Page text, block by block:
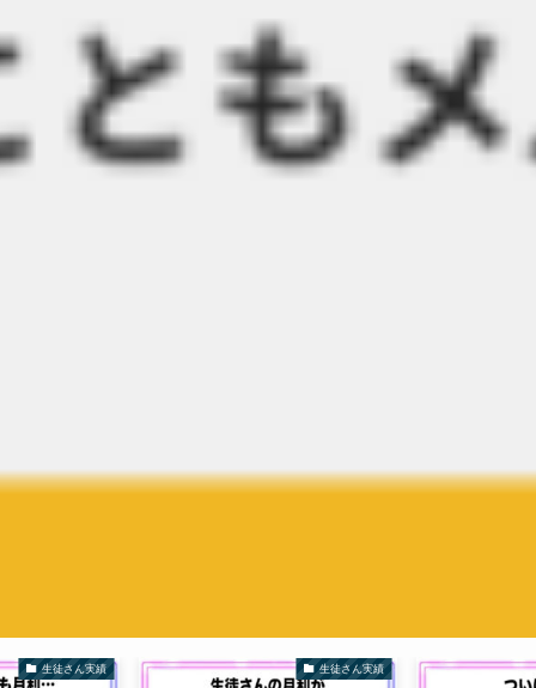
生徒さん実績 生徒さん実績